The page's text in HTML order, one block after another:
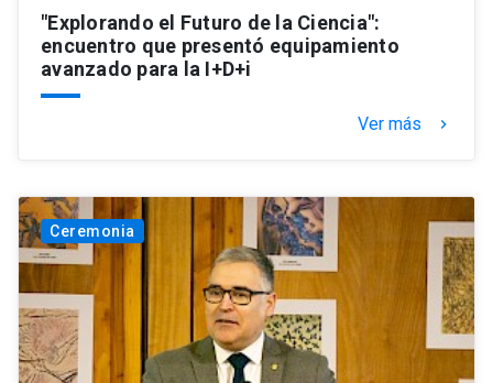
"Explorando el Futuro de la Ciencia":
encuentro que presentó equipamiento
avanzado para la I+D+i
Ver más keyboard_arrow_right
Ceremonia